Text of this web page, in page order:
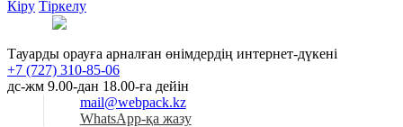
Кіру Тіркелу
Тауарды орауға арналған өнімдердің интернет-дүкені
+7 (727) 310-85-06
дс-жм 9.00-дан 18.00-ға дейін
mail@webpack.kz
WhatsApp-қа жазу